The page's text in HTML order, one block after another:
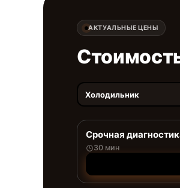
АКТУАЛЬНЫЕ ЦЕНЫ
Холодильник
Срочная
30 мин